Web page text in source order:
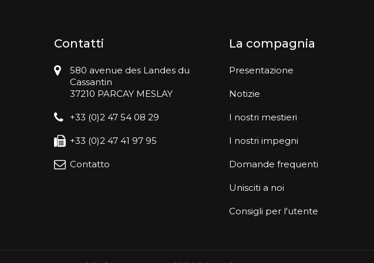
Contatti
580 avenue des Landes du
Cassantin
37210 PARCAY MESLAY
+33 (0)2 47 54 08 29
+33 (0)2 47 41 97 95
Contatto
La compagnia
Presentazione
Notizie
I nostri mestieri
I nostri impegni
Domande frequenti
Unisciti a noi
Consigli per l'utente